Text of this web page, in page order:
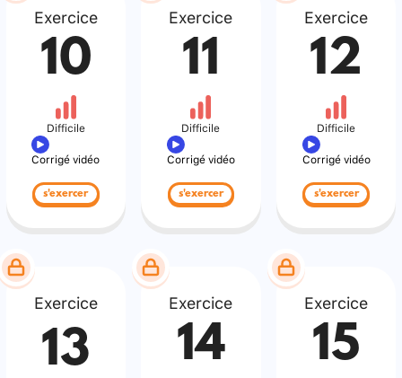
Exercice
10
Difficile
Corrigé vidéo
s'exercer
Exercice
11
Difficile
Corrigé vidéo
s'exercer
Exercice
12
Difficile
Corrigé vidéo
s'exercer
Exercice
13
Exercice
14
Exercice
15